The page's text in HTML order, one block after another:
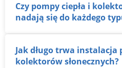
Czy pompy ciepła i kolektory słoneczne
nadają się do każdego
Jak długo trwa instalacja pompy ciepła lub
kolektorów słonecznych?